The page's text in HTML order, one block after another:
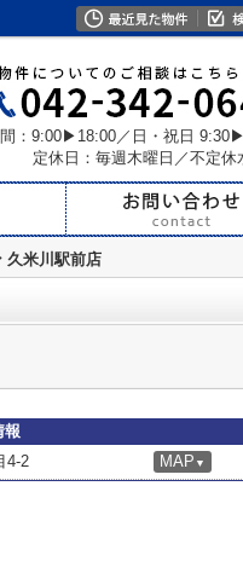
：9:00▶18:00／日・祝日
定休日：毎週木曜日／不定休
久米川駅前店
報
4-2 MAP ▼